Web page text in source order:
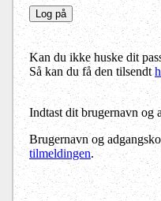
Kan du ikke huske dit
Så kan du få den tilsendt
Indtast dit brugernavn og
Brugernavn og
tilmeldingen.